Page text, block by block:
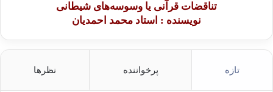
تناقضات قرآنی یا وسوسه‌های شیطانی
نویسنده : استاد محمد احمدیان
تازه پرخواننده نظرها